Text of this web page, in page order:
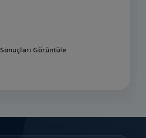
Sonuçları Görüntüle